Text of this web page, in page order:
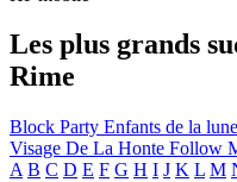
Les plus grands
Rime
Block Party Enfants de la lune
Visage De La Honte Follow
A B C D E F G H I J K L M